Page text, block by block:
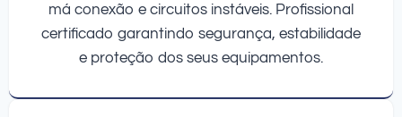
má conexão e circuitos instáveis. Profissional
certificado garantindo segurança, estabilidade
e proteção dos seus equipamentos.